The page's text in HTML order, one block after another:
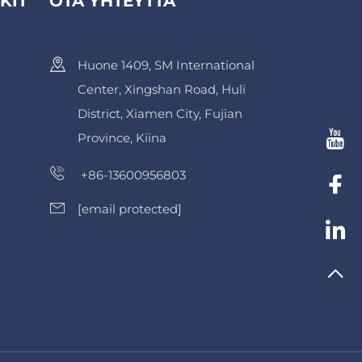
Huone 1409, SM International
Center, Xingshan Road, Huli
District, Xiamen City, Fujian
Province, Kiina
+86-13600956803
[email protected]